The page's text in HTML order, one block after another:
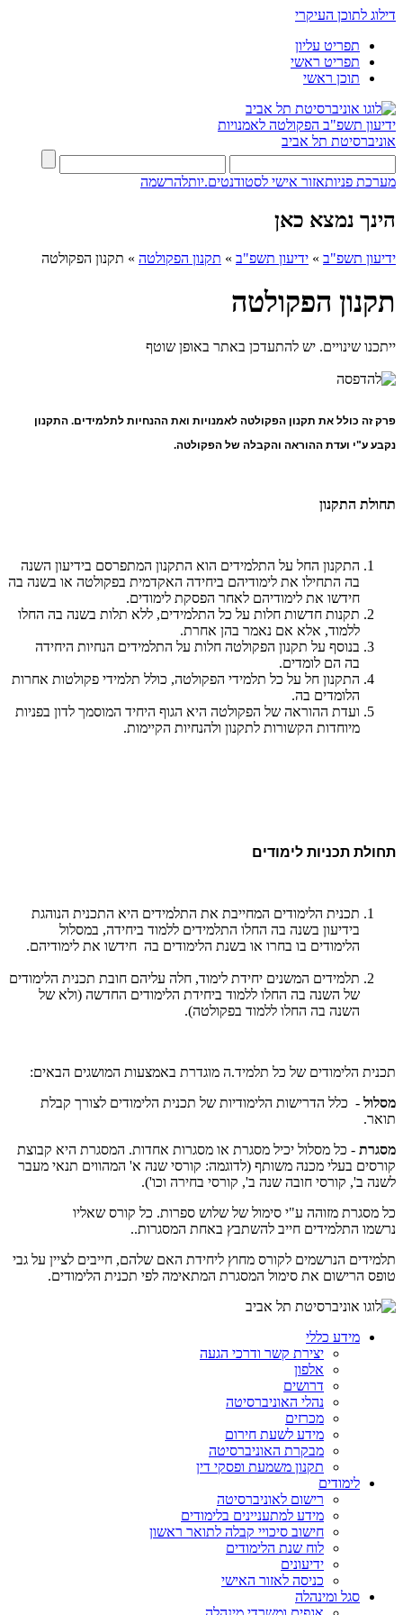
דילוג לתוכן העיקרי
תפריט עליון
תפריט ראשי
תוכן ראשי
ידיעון תשפ"ב הפקולטה לאמנויות
אוניברסיטת תל אביב
מערכת פניותאזור אישי לסטודנטים.יותלהרשמה
הינך נמצא כאן
ידיעון תשפ"ב » ידיעון תשפ"ב » תקנון הפקולטה » תקנון הפקולטה
תקנון הפקולטה
ייתכנו שינויים. יש להתעדכן באתר באופן שוטף
פרק זה כולל את תקנון הפקולטה לאמנויות ואת ההנחיות לתלמידים. התקנון
נקבע ע"י ועדת ההוראה והקבלה של הפקולטה.
תחולת התקנון
התקנון החל על התלמידים הוא התקנון המתפרסם בידיעון השנה
בה התחילו את לימודיהם ביחידה האקדמית בפקולטה או בשנה בה
חידשו את לימודיהם לאחר הפסקת לימודים.
תקנות חדשות חלות על כל התלמידים, ללא תלות בשנה בה החלו
ללמוד, אלא אם נאמר בהן אחרת.
בנוסף על תקנון הפקולטה חלות על התלמידים הנחיות היחידה
בה הם לומדים.
התקנון חל על כל תלמידי הפקולטה, כולל תלמידי פקולטות אחרות
הלומדים בה.
ועדת ההוראה של הפקולטה היא הגוף היחיד המוסמך לדון בפניות
מיוחדות הקשורות לתקנון ולהנחיות הקיימות.
תחולת תכניות לימודים
תכנית הלימודים המחייבת את התלמידים היא התכנית הנוהגת
בידיעון בשנה בה החלו התלמידים ללמוד ביחידה, במסלול
הלימודים בו בחרו או בשנת הלימודים בה חידשו את לימודיהם.
תלמידים המשנים יחידת לימוד, חלה עליהם חובת תכנית הלימודים
של השנה בה החלו ללמוד ביחידת הלימודים החדשה (ולא של
השנה בה החלו ללמוד בפקולטה).
תכנית הלימודים של כל תלמיד.ה מוגדרת באמצעות המושגים הבאים:
מסלול - כלל הדרישות הלימודיות של תכנית הלימודים לצורך קבלת
תואר.
מסגרת - כל מסלול יכיל מסגרת או מסגרות אחדות. המסגרת היא קבוצת
קורסים בעלי מכנה משותף (לדוגמה: קורסי שנה א' המהווים תנאי מעבר
לשנה ב', קורסי חובה שנה ב', קורסי בחירה וכו').
כל מסגרת מזוהה ע"י סימול של שלוש ספרות. כל קורס שאליו
נרשמו התלמידים חייב להשתבץ באחת המסגרות..
תלמידים הנרשמים לקורס מחוץ ליחידת האם שלהם, חייבים לציין על גבי
טופס הרישום את סימול המסגרת המתאימה לפי תכנית הלימודים.
מידע כללי
יצירת קשר ודרכי הגעה
אלפון
דרושים
נהלי האוניברסיטה
מכרזים
מידע לשעת חירום
מבקרת האוניברסיטה
תקנון משמעת ופסקי דין
לימודים
רישום לאוניברסיטה
מידע למתעניינים בלימודים
חישוב סיכויי קבלה לתואר ראשון
לוח שנת הלימודים
ידיעונים
כניסה לאזור האישי
סגל ומינהלה